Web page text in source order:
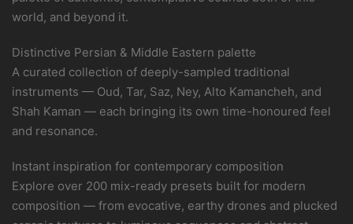
world, and beyond it.
Distinctive Persian & Middle Eastern palette
A curated collection of deeply-sampled traditional
instruments — Oud, Tar, Saz, Ney, Alto Kamancheh, and
Shah Kaman — each bringing its own time-honoured feel
and resonance.
Instant inspiration for contemporary composition
Explore over 200 mix-ready presets built for modern
composition — from evocative, earthy drones and plucked